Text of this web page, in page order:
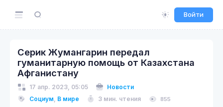
Войти
Серик Жумангарин передал
гуманитарную помощь от Казахстана
Афганистану
17 апр. 2023, 05:05
Новости
Социум, В мире 3 мин. чтения 855